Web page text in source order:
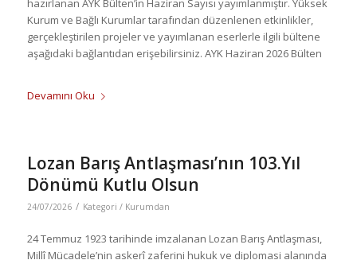
hazırlanan AYK Bülten’in Haziran Sayısı yayımlanmıştır. Yüksek
Kurum ve Bağlı Kurumlar tarafından düzenlenen etkinlikler,
gerçekleştirilen projeler ve yayımlanan eserlerle ilgili bültene
aşağıdaki bağlantıdan erişebilirsiniz. AYK Haziran 2026 Bülten
Devamını Oku
Lozan Barış Antlaşması’nın 103.Yıl
Dönümü Kutlu Olsun
24/07/2026 / Kategori / Kurumdan
24 Temmuz 1923 tarihinde imzalanan Lozan Barış Antlaşması,
Millî Mücadele’nin askerî zaferini hukuk ve diplomasi alanında